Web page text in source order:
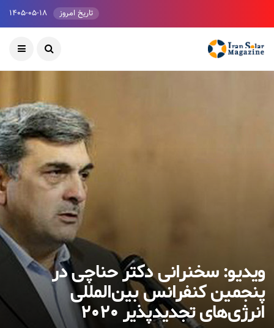
تاریخ امروز ۱۴۰۵-۰۵-۱۸
ویدیو: سخنرانی دکتر حناچی در
پنجمین کنفرانس بین‌المللی
انرژی‌های تجدیدپذیر ۲۰۲۰